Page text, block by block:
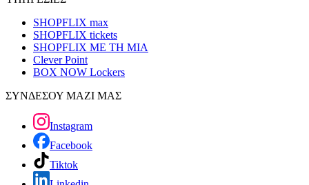
SHOPFLIX max
SHOPFLIX tickets
SHOPFLIX ΜΕ ΤΗ ΜΙΑ
Clever Point
BOX NOW Lockers
ΣΥΝΔΕΣΟΥ ΜΑΖΙ ΜΑΣ
Instagram
Facebook
Tiktok